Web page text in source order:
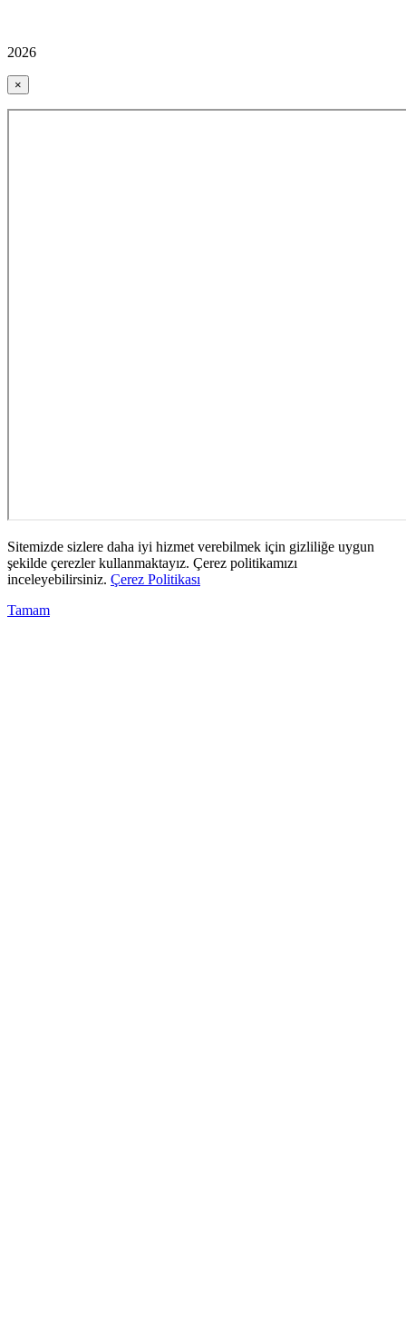
2026
×
Sitemizde sizlere daha iyi hizmet verebilmek için gizliliğe uygun
şekilde çerezler kullanmaktayız. Çerez politikamızı
inceleyebilirsiniz. Çerez Politikası
Tamam